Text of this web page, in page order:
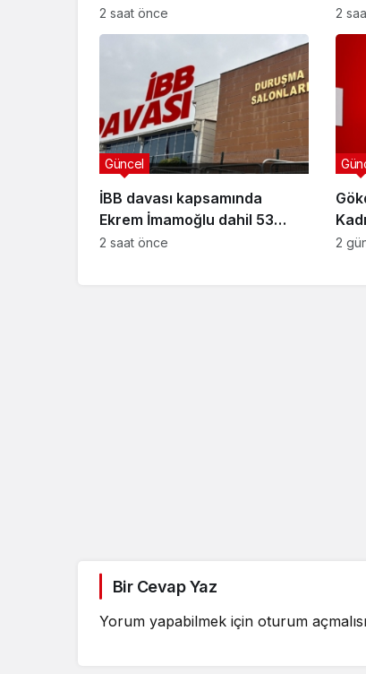
indirimsiz ağırlaştırılmış
müebbet hapis cezası verildi
2 saat önce 2
İBB davası kapsamında
Ekrem İmamoğlu dahil 53
sanığın tutukluluğuna devam
Güncel
2 saat önce 2
Bir Cevap Yaz
Yorum yapabilmek için oturum